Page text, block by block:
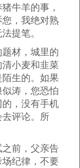
牛羊的事，
，我绝对熟
提笔。
材，城里的
小麦和韭菜
生的。如果
涛，您恐怕
，没有手机
评论。所
前，父亲告
纪律，不要